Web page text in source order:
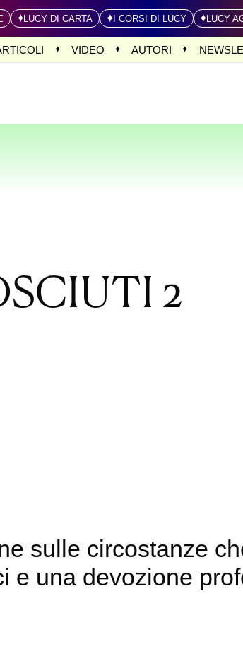
LUCY DI CARTA I CORSI DI LUCY LUCY
VIDEO AUTORI
2
sulle circostanze
e una devozione